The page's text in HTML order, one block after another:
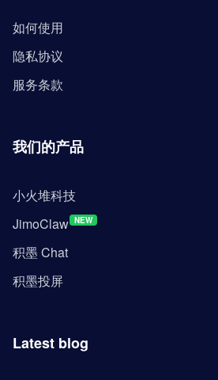
如何使用
隐私协议
服务条款
我们的产品
小火堆科技
JimoClaw NEW
积墨 Chat
积墨投屏
Latest blog